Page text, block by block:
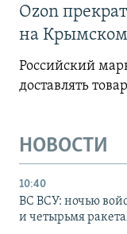
Ozon
на Крымском
Российский
доставлять
НОВОСТИ
10:40
ВС ВСУ: ночью
и четырьмя